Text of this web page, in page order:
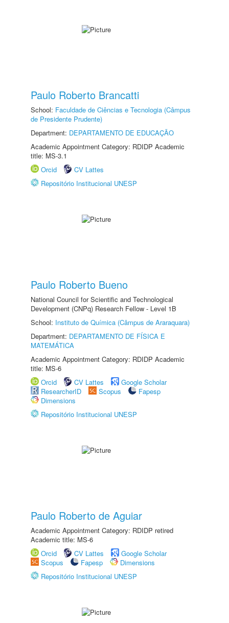
Paulo Roberto Brancatti
School: Faculdade de Ciências e Tecnologia (Câmpus
de Presidente Prudente)
Department: DEPARTAMENTO DE EDUCAÇÃO
Academic Appointment Category: RDIDP Academic
title: MS-3.1
Orcid
CV Lattes
Repositório Institucional UNESP
Paulo Roberto Bueno
National Council for Scientific and Technological
Development (CNPq) Research Fellow - Level 1B
School: Instituto de Química (Câmpus de Araraquara)
Department: DEPARTAMENTO DE FÍSICA E
MATEMÁTICA
Academic Appointment Category: RDIDP Academic
title: MS-6
Orcid
CV Lattes
Google Scholar
ResearcherID
Scopus
Fapesp
Dimensions
Repositório Institucional UNESP
Paulo Roberto de Aguiar
Academic Appointment Category: RDIDP retired
Academic title: MS-6
Orcid
CV Lattes
Google Scholar
Scopus
Fapesp
Dimensions
Repositório Institucional UNESP